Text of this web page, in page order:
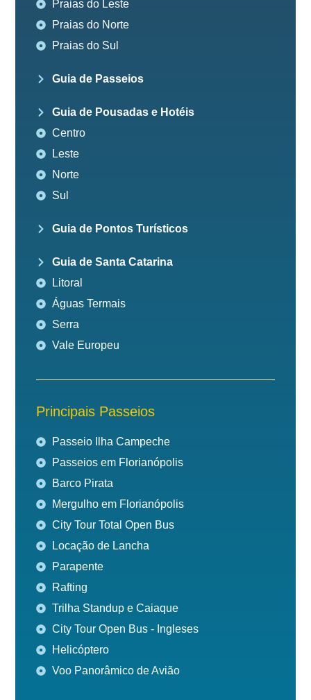
Praias do Leste
Praias do Norte
Praias do Sul
Guia de Passeios
Guia de Pousadas e Hotéis
Centro
Leste
Norte
Sul
Guia de Pontos Turísticos
Guia de Santa Catarina
Litoral
Águas Termais
Serra
Vale Europeu
Principais Passeios
Passeio Ilha Campeche
Passeios em Florianópolis
Barco Pirata
Mergulho em Florianópolis
City Tour Total Open Bus
Locação de Lancha
Parapente
Rafting
Trilha Standup e Caiaque
City Tour Open Bus - Ingleses
Helicóptero
Voo Panorâmico de Avião